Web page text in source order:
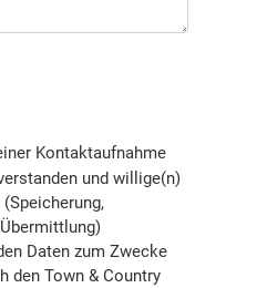
und willige(n)
Daten zum Zwecke
den Town & Country